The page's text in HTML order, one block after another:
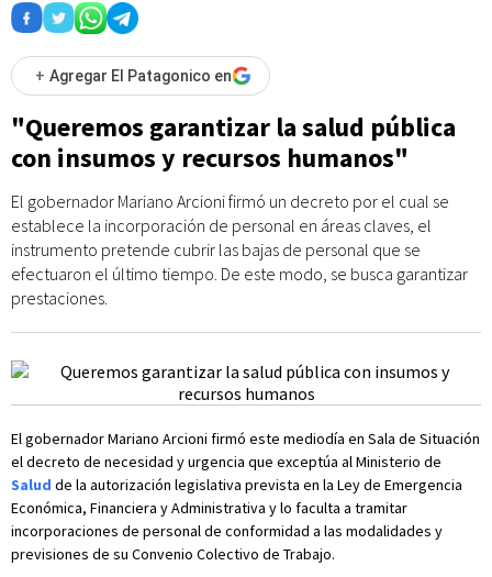
+ Agregar El Patagonico en
"Queremos garantizar la salud pública
con insumos y recursos humanos"
El gobernador Mariano Arcioni firmó un decreto por el cual se
establece la incorporación de personal en áreas claves, el
instrumento pretende cubrir las bajas de personal que se
efectuaron el último tiempo. De este modo, se busca garantizar
prestaciones.
El gobernador Mariano Arcioni firmó este mediodía en Sala de Situación
el decreto de necesidad y urgencia que exceptúa al Ministerio de
Salud de la autorización legislativa prevista en la Ley de Emergencia
Económica, Financiera y Administrativa y lo faculta a tramitar
incorporaciones de personal de conformidad a las modalidades y
previsiones de su Convenio Colectivo de Trabajo.